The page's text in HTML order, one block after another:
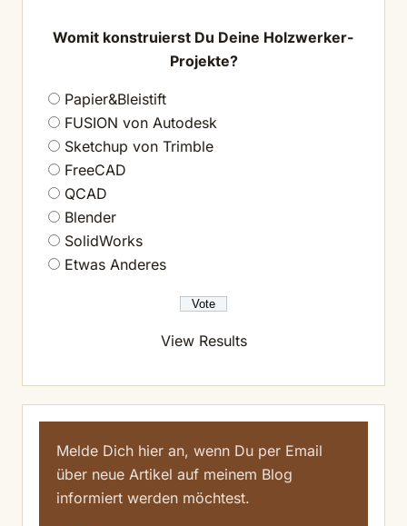
Womit konstruierst Du Deine Holzwerker-
Projekte?
Papier&Bleistift
FUSION von Autodesk
Sketchup von Trimble
FreeCAD
QCAD
Blender
SolidWorks
Etwas Anderes
View Results
Melde Dich hier an, wenn Du per Email
über neue Artikel auf meinem Blog
informiert werden möchtest.